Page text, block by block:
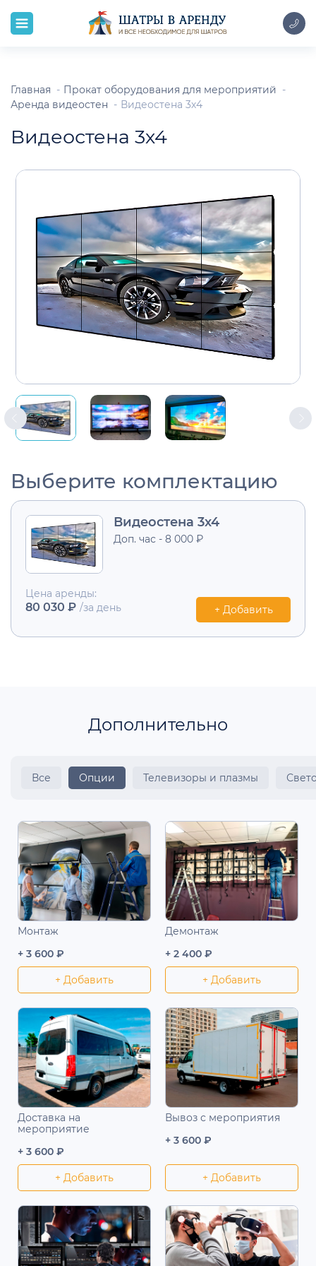
Главная
Прокат оборудования для мероприятий
Аренда видеостен
Видеостена 3х4
Видеостена 3х4
Выберите комплектацию
Видеостена 3х4
Доп. час - 8 000 ₽
Цена аренды:
80 030 ₽ /за день + Добавить
Дополнительно
Все Опции Телевизоры и плазмы
Монтаж
+ 3 600 ₽
+ Добавить
Демонтаж
+ 2 400 ₽
+ Добавить
Доставка на
мероприятие
+ 3 600 ₽
+ Добавить
Вывоз с мероприятия
+ 3 600 ₽
+ Добавить